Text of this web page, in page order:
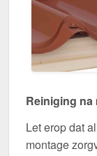
Reiniging na
Let erop dat
montage